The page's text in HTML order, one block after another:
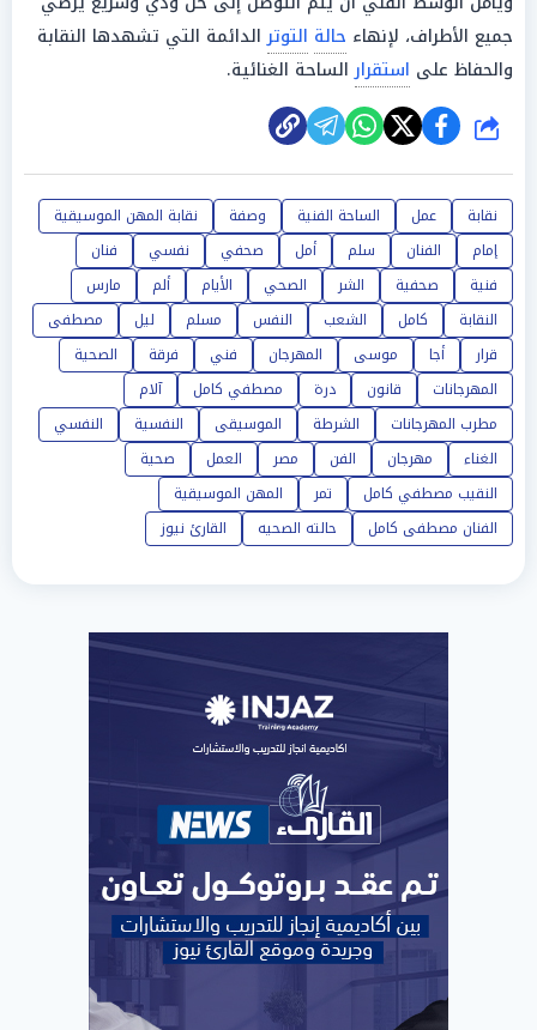
جميع الأطراف، لإنهاء حالة التوترالدائمة التي تشهدها النقابة
والحفاظ على استقرارالساحة الغنائية.
شارك
نقابة عمل الساحة الفنية وصفة
نقابة المهن الموسيقية
إمام
الفنان سلم أمل صحفي نفسي
فنان
فنية
صحفية الشر الصحي الأيام ألم
مارس
النقابة
كامل الشعب النفس مسلم ليل
مصطفى
قرار
أجا موسى المهرجان فني فرقة
الصحية
المهرجانات
قانون درة مصطفي كامل
آلام
مطرب المهرجانات
الشرطة الموسيقى النفسية
النفسي
الغناء
مهرجان الفن مصر العمل
صحية
النقيب مصطفي كامل
تمر
المهن الموسيقية
الفنان مصطفى كامل
حالته الصحيه القارئ نيوز